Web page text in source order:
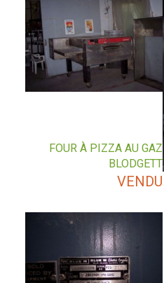
FOUR À PIZZA AU GAZ
BLODGETT
VENDU